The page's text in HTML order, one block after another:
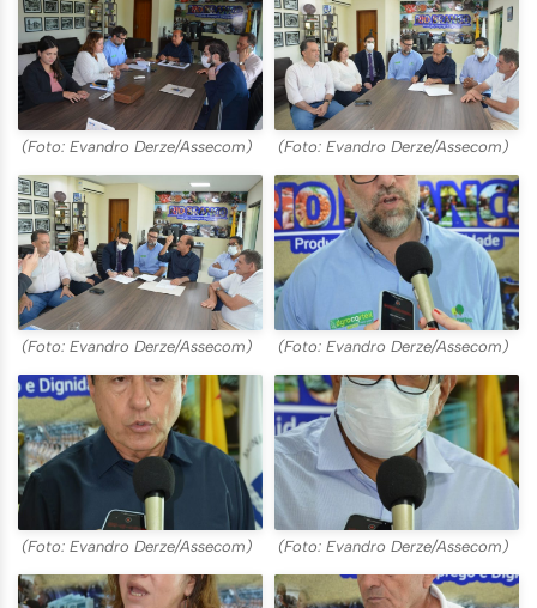
(Foto: Evandro Derze/Assecom) (Foto: Evandro Derze/Assecom)
(Foto: Evandro Derze/Assecom) (Foto: Evandro Derze/Assecom)
(Foto: Evandro Derze/Assecom) (Foto: Evandro Derze/Assecom)